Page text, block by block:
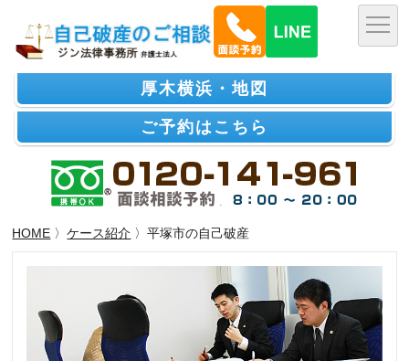
厚木横浜・地図
ご予約はこちら
HOME 〉ケース紹介 〉平塚市の自己破産